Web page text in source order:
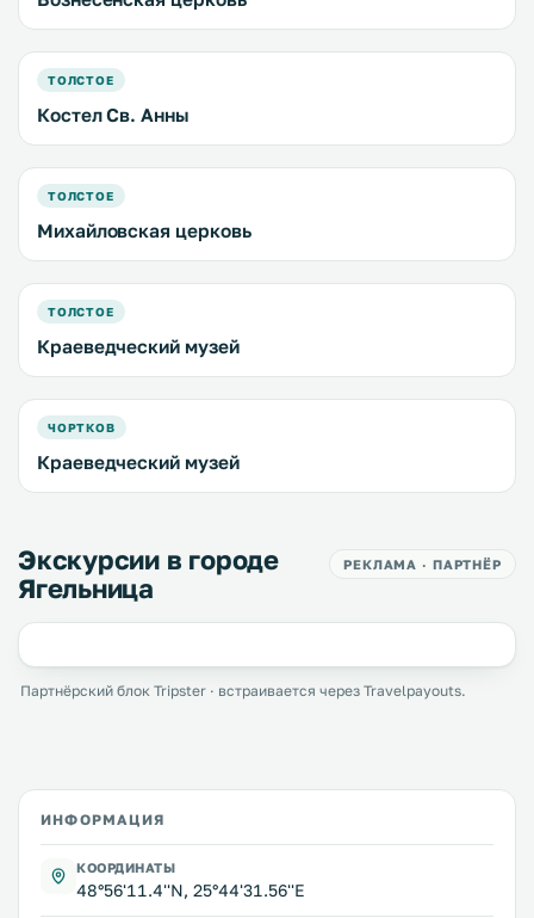
ТОЛСТОЕ
Костел Св. Анны
ТОЛСТОЕ
Михайловская церковь
ТОЛСТОЕ
Краеведческий музей
ЧОРТКОВ
Краеведческий музей
Экскурсии в городе
Ягельница
РЕКЛАМА · ПАРТНЁР
Партнёрский блок Tripster · встраивается через Travelpayouts.
ИНФОРМАЦИЯ
КООРДИНАТЫ
48°56'11.4''N, 25°44'31.56''E